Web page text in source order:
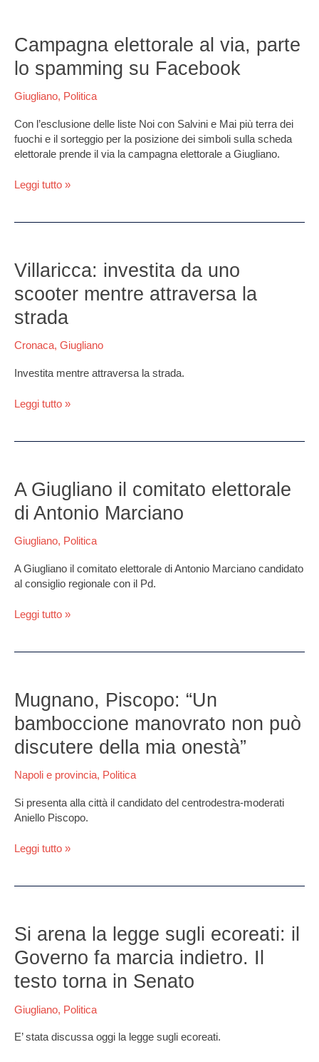
Campagna elettorale al via, parte
lo spamming su Facebook
Giugliano, Politica
Con l’esclusione delle liste Noi con Salvini e Mai più terra dei
fuochi e il sorteggio per la posizione dei simboli sulla scheda
elettorale prende il via la campagna elettorale a Giugliano.
elettorale
al
via,
lo
su
Facebook
Leggi tutto »
Villaricca: investita da uno
scooter mentre attraversa la
strada
Cronaca, Giugliano
Investita mentre attraversa la strada.
investita
da
uno
scooter
mentre
attraversa
strada
Leggi tutto »
A Giugliano il comitato elettorale
di Antonio Marciano
Giugliano, Politica
A Giugliano il comitato elettorale di Antonio Marciano candidato
al consiglio regionale con il Pd.
Giugliano
il
comitato
di
Marciano
Leggi tutto »
Mugnano, Piscopo: “Un
bamboccione manovrato non può
discutere della mia onestà”
Napoli e provincia, Politica
Si presenta alla città il candidato del centrodestra-moderati
Aniello Piscopo.
Piscopo:
“Un
bamboccione
manovrato
non
può
discutere
della
mia
Leggi tutto »
Si arena la legge sugli ecoreati: il
Governo fa marcia indietro. Il
testo torna in Senato
Giugliano, Politica
E’ stata discussa oggi la legge sugli ecoreati.
arena
la
legge
sugli
ecoreati:
il
Governo
fa